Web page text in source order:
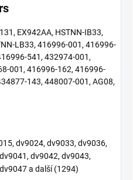
EX942AA, HSTNN-IB33,
LB33, 416996-001, 416996-
541, 432974-001,
001, 416996-162, 416996-
143, 448007-001, AG08,
dv9024, dv9033, dv9036,
dv9042, dv9043,
a další (1294)